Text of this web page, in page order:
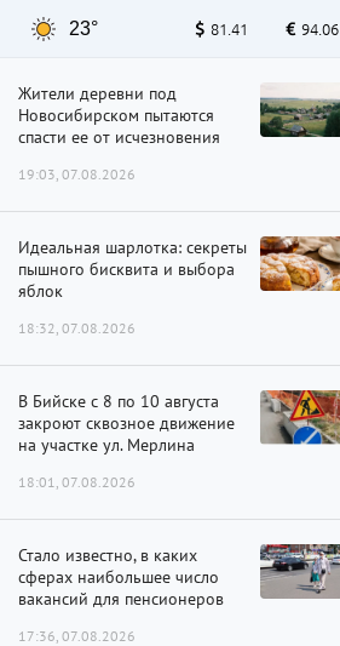
23° 81.41 94.06
Жители деревни под
Новосибирском пытаются
спасти ее от исчезновения
19:03, 07.08.2026
Идеальная шарлотка: секреты
пышного бисквита и выбора
яблок
18:32, 07.08.2026
В Бийске с 8 по 10 августа
закроют сквозное движение
на участке ул. Мерлина
18:01, 07.08.2026
Стало известно, в каких
сферах наибольшее число
вакансий для пенсионеров
17:36, 07.08.2026